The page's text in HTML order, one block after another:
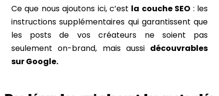
Ce que nous ajoutons ici, c’est la couche SEO : les
instructions supplémentaires qui garantissent que
les posts de vos créateurs ne soient pas
seulement on-brand, mais aussi découvrables
sur Google.